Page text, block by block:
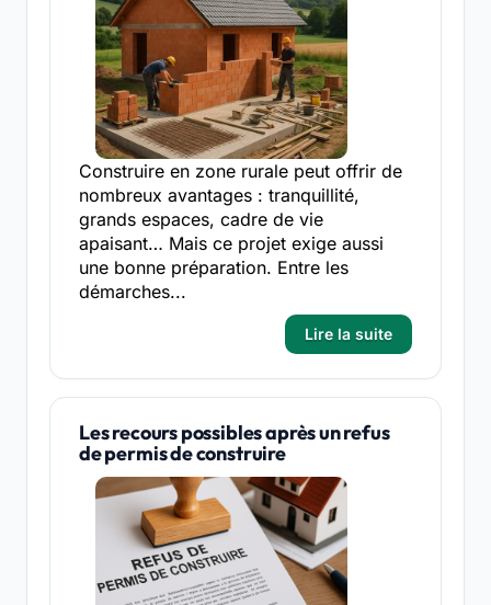
Construire en zone rurale peut offrir de
nombreux avantages : tranquillité,
grands espaces, cadre de vie
apaisant… Mais ce projet exige aussi
une bonne préparation. Entre les
démarches...
Lire la suite
Les recours possibles après un refus
de permis de construire